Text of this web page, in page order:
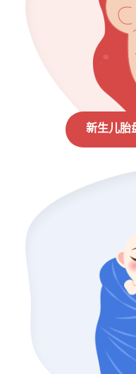
新生儿胎